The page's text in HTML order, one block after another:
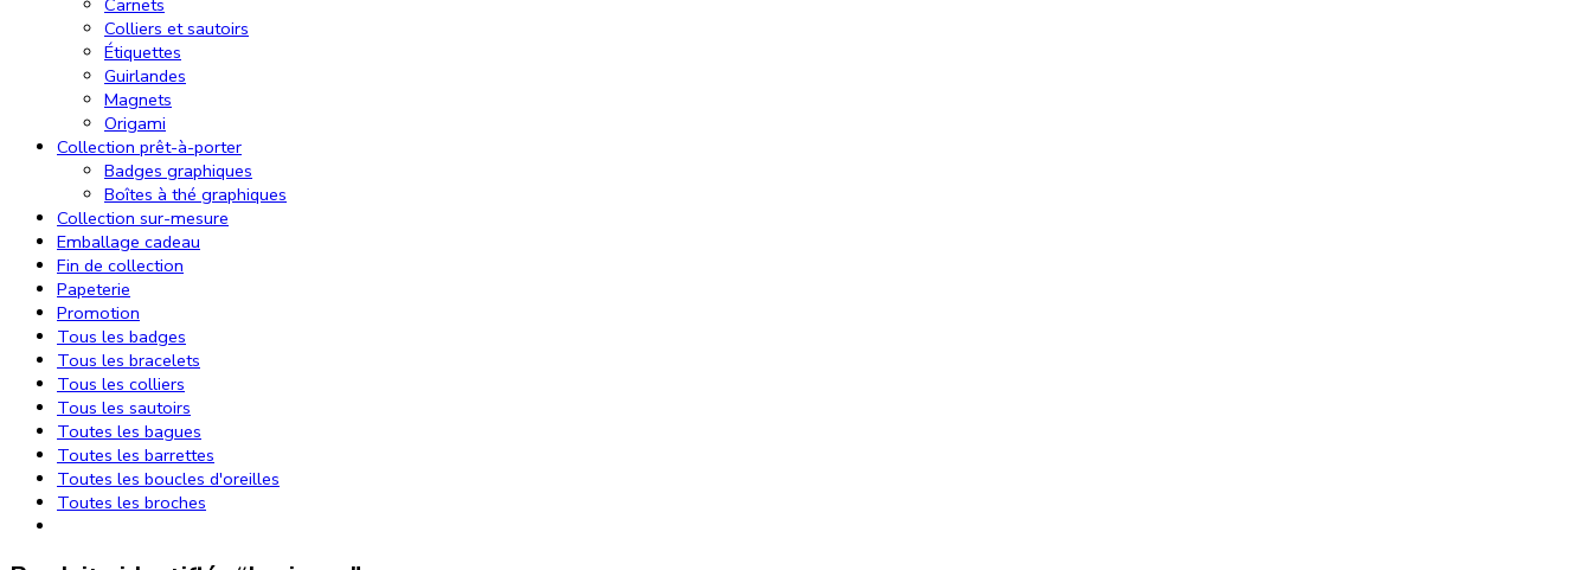
Colliers et sautoirs
Étiquettes
Guirlandes
Magnets
Origami
Collection prêt-à-porter
Badges graphiques
Boîtes à thé graphiques
Collection sur-mesure
Emballage cadeau
Fin de collection
Papeterie
Promotion
Tous les badges
Tous les bracelets
Tous les colliers
Tous les sautoirs
Toutes les bagues
Toutes les barrettes
Toutes les boucles d'oreilles
Toutes les broches